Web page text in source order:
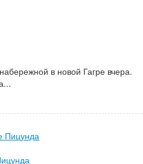
в новой Гагре вчера.